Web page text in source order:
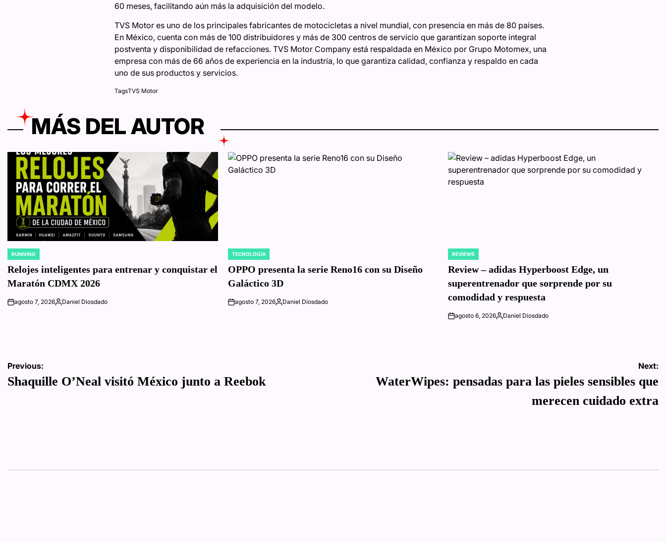
60 meses, facilitando aún más la adquisición del modelo.
TVS Motor es uno de los principales fabricantes de motocicletas a nivel mundial, con presencia en más de 80 países.
En México, cuenta con más de 100 distribuidores y más de 300 centros de servicio que garantizan soporte integral
postventa y disponibilidad de refacciones. TVS Motor Company está respaldada en México por Grupo Motomex, una
empresa con más de 66 años de experiencia en la industria, lo que garantiza calidad, confianza y respaldo en cada
uno de sus productos y servicios.
TagsTVS Motor
MÁS DEL AUTOR
POSTED
RUNNING
Relojes inteligentes para entrenar y conquistar el
Maratón CDMX 2026
onagosto 7, 2026Posted
Daniel Diosdado
POSTED
TECNOLOGÍA
OPPO presenta la serie Reno16 con su Diseño
Galáctico 3D
onagosto 7, 2026Posted
Daniel Diosdado
POSTED
REVIEWS
Review – adidas Hyperboost Edge, un
superentrenador que sorprende por su
comodidad y respuesta
onagosto 6, 2026Posted
Daniel Diosdado
Navegación
de
Previous:
Shaquille O’Neal visitó México junto a Reebok
Next:
WaterWipes: pensadas para las pieles sensibles que
merecen cuidado extra